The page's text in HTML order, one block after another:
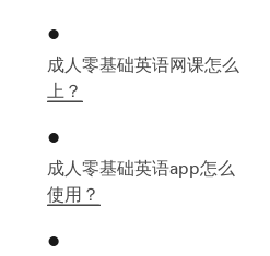
成人零基础英语网课怎么
上？
成人零基础英语app怎么
使用？